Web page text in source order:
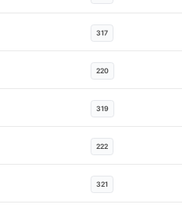
317
220
319
222
321